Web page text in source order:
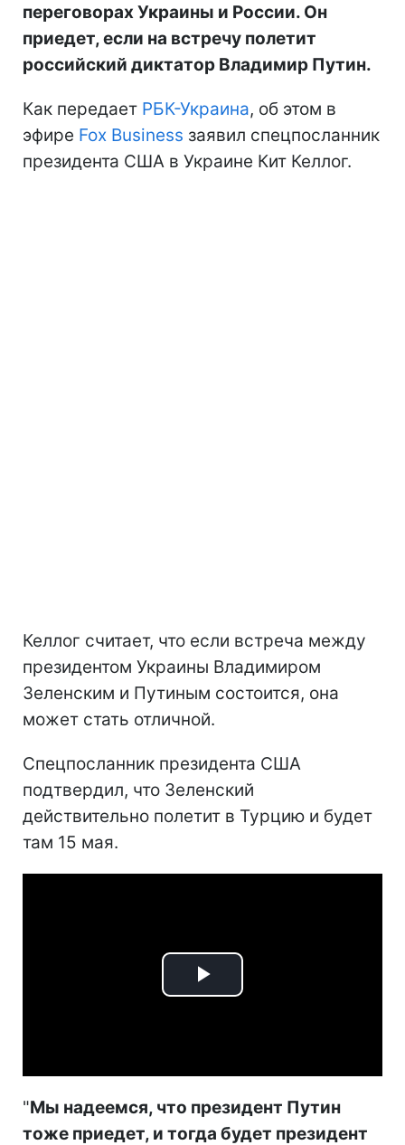
переговорах Украины и России. Он
приедет, если на встречу полетит
российский диктатор Владимир Путин.
Как передает РБК-Украина, об этом в
эфире Fox Business заявил спецпосланник
президента США в Украине Кит Келлог.
Келлог считает, что если встреча между
президентом Украины Владимиром
Зеленским и Путиным состоится, она
может стать отличной.
Спецпосланник президента США
подтвердил, что Зеленский
действительно полетит в Турцию и будет
там 15 мая.
Play
"Мы надеемся, что президент Путин
тоже приедет, и тогда будет президент